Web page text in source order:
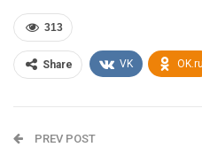
313
Share VK OK.ru
PREV POST